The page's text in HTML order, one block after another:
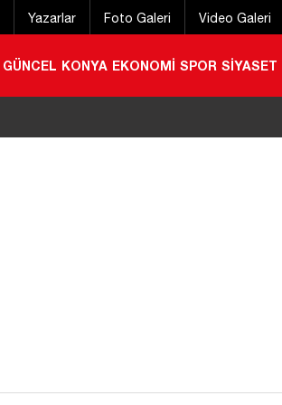
Yazarlar Foto Galeri Video Galeri
GÜNCEL KONYA EKONOMİ SPOR SİYASET